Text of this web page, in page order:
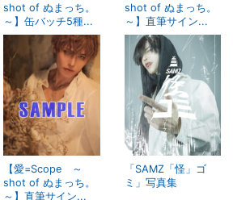
shot of ぬまっち。
～】缶バッチ5種...
shot of ぬまっち。
～】直筆サイン...
【愛=Scope ～
shot of ぬまっち。
～】直筆サイン...
「SAMZ「怪」ゴ
ミ」写真集